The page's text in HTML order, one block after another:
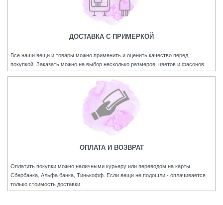
ДОСТАВКА С ПРИМЕРКОЙ
Все наши вещи и товары можно применить и оценить качество перед
покупкой. Заказать можно на выбор несколько размеров, цветов и фасонов.
ОПЛАТА И ВОЗВРАТ
Оплатить покупки можно наличными курьеру или переводом на карты
Сбербанка, Альфа банка, Тинькофф. Если вещи не подошли - оплачивается
только стоимость доставки.